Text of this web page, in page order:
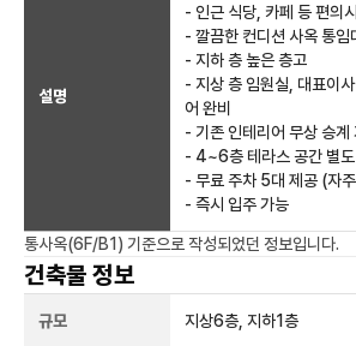
설명
- 인근 식당, 카페 등 편의
- 깔끔한 컨디션 사옥 통임
- 지하 층 높은 층고
- 지상 층 임원실, 대표이
어 완비
- 기존 인테리어 무상 승계
- 4~6층 테라스 공간 별도
- 무료 주차 5대 제공 (자
- 즉시 입주 가능
통사옥(6F/B1) 기준으로 작성되었던 정보입니다.
건축물 정보
규모 지상6층, 지하1층